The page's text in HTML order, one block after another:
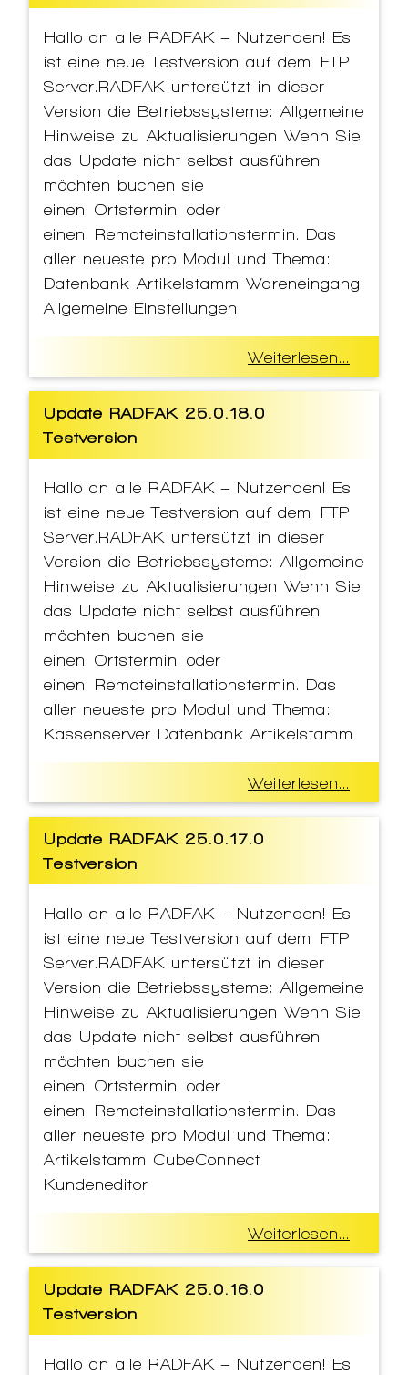
Hallo an alle RADFAK – Nutzenden! Es
ist eine neue Testversion auf dem FTP
Server.RADFAK untersützt in dieser
Version die Betriebssysteme: Allgemeine
Hinweise zu Aktualisierungen Wenn Sie
das Update nicht selbst ausführen
möchten buchen sie
einen Ortstermin oder
einen Remoteinstallationstermin. Das
aller neueste pro Modul und Thema:
Datenbank Artikelstamm Wareneingang
Allgemeine Einstellungen
Weiterlesen...
Update RADFAK 25.0.18.0
Testversion
Hallo an alle RADFAK – Nutzenden! Es
ist eine neue Testversion auf dem FTP
Server.RADFAK untersützt in dieser
Version die Betriebssysteme: Allgemeine
Hinweise zu Aktualisierungen Wenn Sie
das Update nicht selbst ausführen
möchten buchen sie
einen Ortstermin oder
einen Remoteinstallationstermin. Das
aller neueste pro Modul und Thema:
Kassenserver Datenbank Artikelstamm
Weiterlesen...
Update RADFAK 25.0.17.0
Testversion
Hallo an alle RADFAK – Nutzenden! Es
ist eine neue Testversion auf dem FTP
Server.RADFAK untersützt in dieser
Version die Betriebssysteme: Allgemeine
Hinweise zu Aktualisierungen Wenn Sie
das Update nicht selbst ausführen
möchten buchen sie
einen Ortstermin oder
einen Remoteinstallationstermin. Das
aller neueste pro Modul und Thema:
Artikelstamm CubeConnect
Kundeneditor
Weiterlesen...
Update RADFAK 25.0.16.0
Testversion
Hallo an alle RADFAK – Nutzenden! Es